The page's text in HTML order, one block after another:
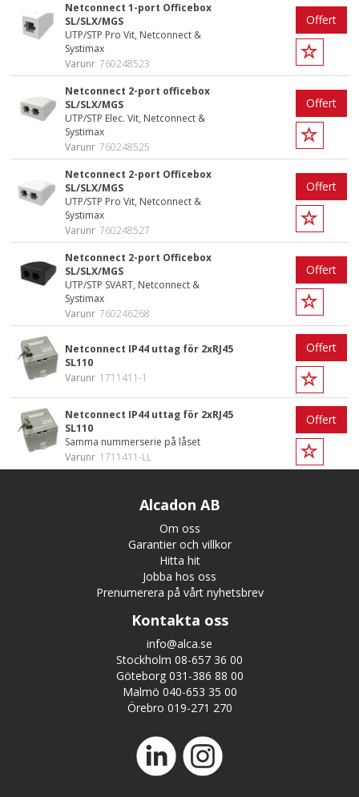
Netconnect 1-port Officebox
SL/SLX/MGS
UTP/STP Pro Vit, Netconnect &
Systimax
Varunr 760248523
Offert
Netconnect 2-port officebox
SL/SLX/MGS
UTP/STP Elec. Vit, Netconnect &
Systimax
Varunr 760248525
Offert
Netconnect 2-port Officebox
SL/SLX/MGS
UTP/STP Pro Vit, Netconnect &
Systimax
Varunr 760248527
Offert
Netconnect 2-port Officebox
SL/SLX/MGS
UTP/STP SVART, Netconnect &
Systimax
Varunr 760246268
Offert
Netconnect IP44 uttag för 2xRJ45
SL110
Varunr 1711411-1
Offert
Netconnect IP44 uttag för 2xRJ45
SL110
Samma nummerserie på låset
Varunr 1711411-LL
Offert
Alcadon AB
Om oss
Garantier och villkor
Hitta hit
Jobba hos oss
Prenumerera på vårt nyhetsbrev
Kontakta oss
info@alca.se
Stockholm 08-657 36 00
Göteborg 031-386 88 00
Malmö 040-653 35 00
Örebro 019-271 270